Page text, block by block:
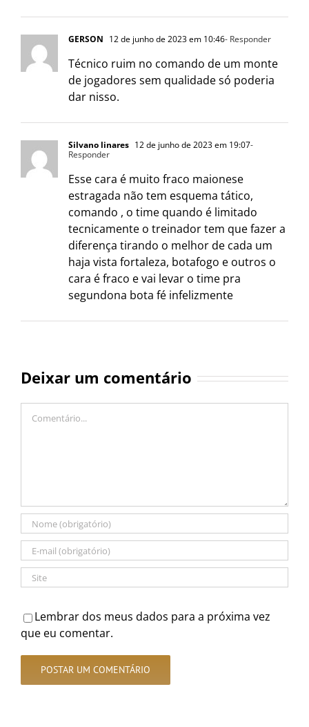
GERSON 12 de junho de 2023 em 10:46- Responder
Técnico ruim no comando de um monte
de jogadores sem qualidade só poderia
dar nisso.
Silvano linares 12 de junho de 2023 em 19:07-
Responder
Esse cara é muito fraco maionese
estragada não tem esquema tático,
comando , o time quando é limitado
tecnicamente o treinador tem que fazer a
diferença tirando o melhor de cada um
haja vista fortaleza, botafogo e outros o
cara é fraco e vai levar o time pra
segundona bota fé infelizmente
Deixar um comentário
Comentário
Lembrar dos meus dados para a próxima vez
que eu comentar.